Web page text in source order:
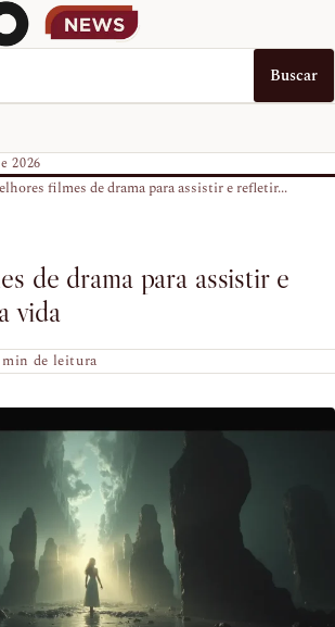
Buscar
2026
filmes de drama para assistir e refletir...
de drama para assistir e
vida
min de leitura